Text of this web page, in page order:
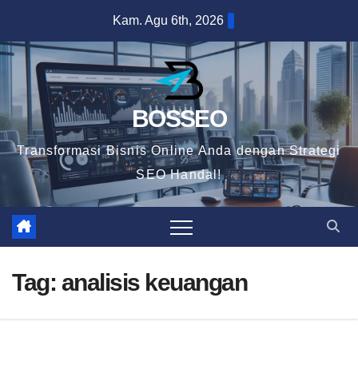
content
Kam. Agu 6th, 2026
BOSSEO
Transformasi Bisnis Online Anda dengan Strategi
SEO Handal!
Tag: analisis keuangan